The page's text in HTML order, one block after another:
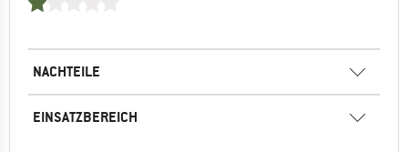
NACHTEILE
EINSATZBEREICH